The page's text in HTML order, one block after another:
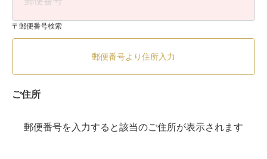
〒郵便番号検索
郵便番号より住所入力
ご住所
郵便番号を入力すると該当のご住所が表示されます